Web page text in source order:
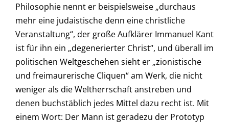
Philosophie nennt er beispielsweise „durchaus
mehr eine judaistische denn eine christliche
Veranstaltung“, der große Aufklärer Immanuel Kant
ist für ihn ein „degenerierter Christ“, und überall im
politischen Weltgeschehen sieht er „zionistische
und freimaurerische Cliquen“ am Werk, die nicht
weniger als die Weltherrschaft anstreben und
denen buchstäblich jedes Mittel dazu recht ist. Mit
einem Wort: Der Mann ist geradezu der Prototyp